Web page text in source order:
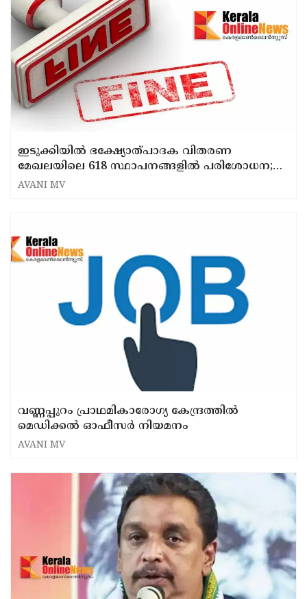
ഇടുക്കിയിൽ ഭക്ഷ്യോത്പാദക വിതരണ
മേഖലയിലെ 618 സ്ഥാപനങ്ങളിൽ പരിശോധന;
250500 രൂപ പിഴയീടാക്കി
AVANI MV
വണ്ണപ്പുറം പ്രാഥമികാരോഗ്യ കേന്ദ്രത്തിൽ
മെഡിക്കൽ ഓഫീസർ നിയമനം
AVANI MV